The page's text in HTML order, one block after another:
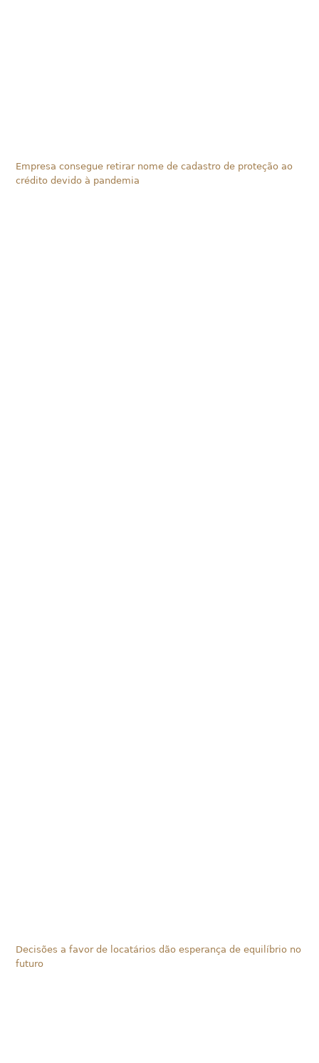
Empresa consegue retirar nome de cadastro de proteção ao
crédito devido à pandemia
Decisões a favor de locatários dão esperança de equilíbrio no
futuro